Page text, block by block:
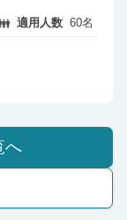
適用人数 60名
へ